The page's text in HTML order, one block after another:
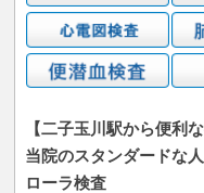
【二子玉川駅から便利
当院のスタンダードな
ローラ検査